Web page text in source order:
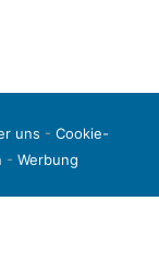
uns - Cookie-
- Werbung